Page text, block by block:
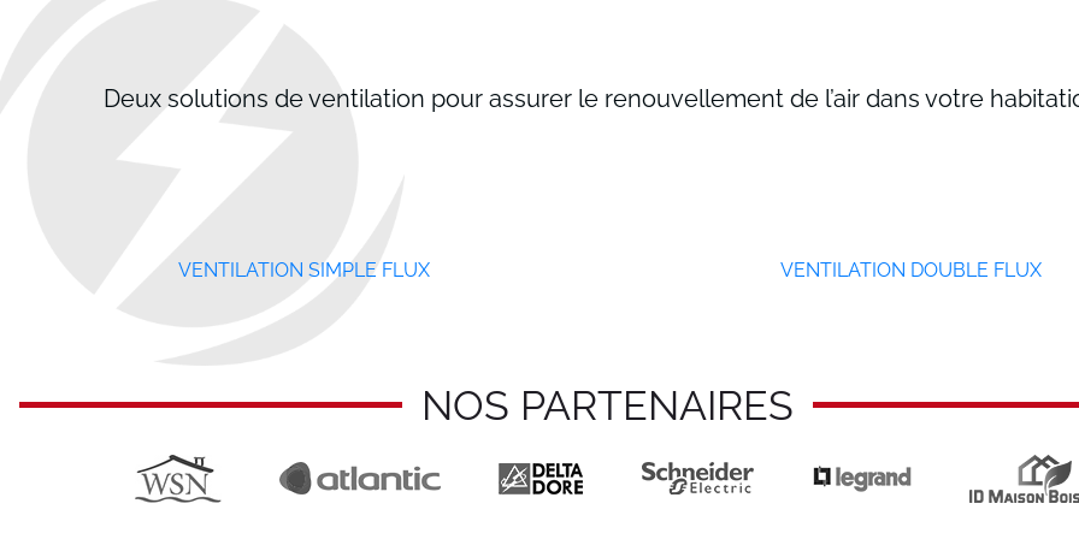
Deux solutions de ventilation pour assurer le renouvellement de l’air dans votre
VENTILATION SIMPLE FLUX VENTILATION DOUBLE FLUX
NOS PARTENAIRES